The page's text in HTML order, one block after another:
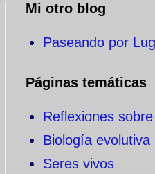
Mi otro blog
Paseando por
Páginas temáticas
Reflexiones
Biología evolutiva
Seres vivos